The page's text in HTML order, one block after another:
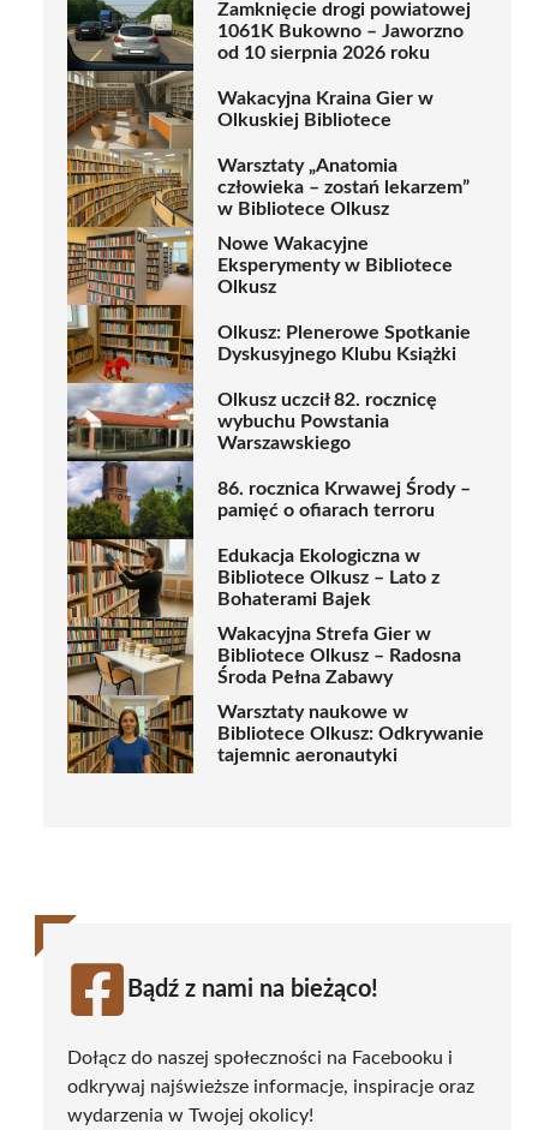
Zamknięcie drogi powiatowej
1061K Bukowno – Jaworzno
od 10 sierpnia 2026 roku
Wakacyjna Kraina Gier w
Olkuskiej Bibliotece
Warsztaty „Anatomia
człowieka – zostań lekarzem”
w Bibliotece Olkusz
Nowe Wakacyjne
Eksperymenty w Bibliotece
Olkusz
Olkusz: Plenerowe Spotkanie
Dyskusyjnego Klubu Książki
Olkusz uczcił 82. rocznicę
wybuchu Powstania
Warszawskiego
86. rocznica Krwawej Środy –
pamięć o ofiarach terroru
Edukacja Ekologiczna w
Bibliotece Olkusz – Lato z
Bohaterami Bajek
Wakacyjna Strefa Gier w
Bibliotece Olkusz – Radosna
Środa Pełna Zabawy
Warsztaty naukowe w
Bibliotece Olkusz: Odkrywanie
tajemnic aeronautyki
Bądź z nami na bieżąco!
Dołącz do naszej społeczności na Facebooku i
odkrywaj najświeższe informacje, inspiracje oraz
wydarzenia w Twojej okolicy!